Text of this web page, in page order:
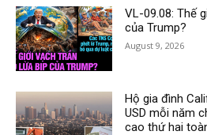
VL-09.08: Thế
của Trump?
August 9, 2026
Hộ gia đình
USD mỗi năm
cao thứ hai